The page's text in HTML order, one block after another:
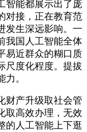
能都展示出了庞
对接，正在教育范
发生深远影响。一
我国人工智能全体
易近群众的糊口质
尺度化程度。提拔
。
产升级取社会管
取高效办理，无效
的人工智能上下逛